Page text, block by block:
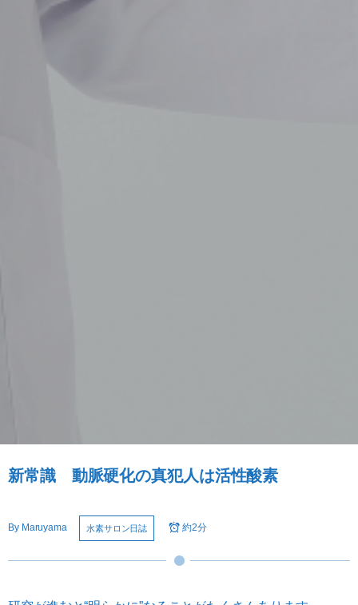
新常識 動脈硬化の真犯人は活性酸素
By Maruyama 水素サロン日誌 約2分